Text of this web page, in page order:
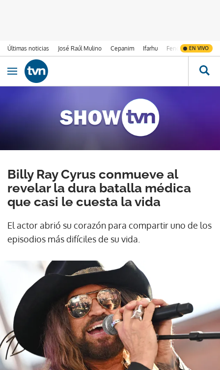
Últimas noticias José Raúl Mulino Cepanim Ifarhu Fenómeno de El
EN VIVO
Ir al contenido
Obrir navegació
Billy Ray Cyrus conmueve al
revelar la dura batalla médica
que casi le cuesta la vida
El actor abrió su corazón para compartir uno de los
episodios más difíciles de su vida.